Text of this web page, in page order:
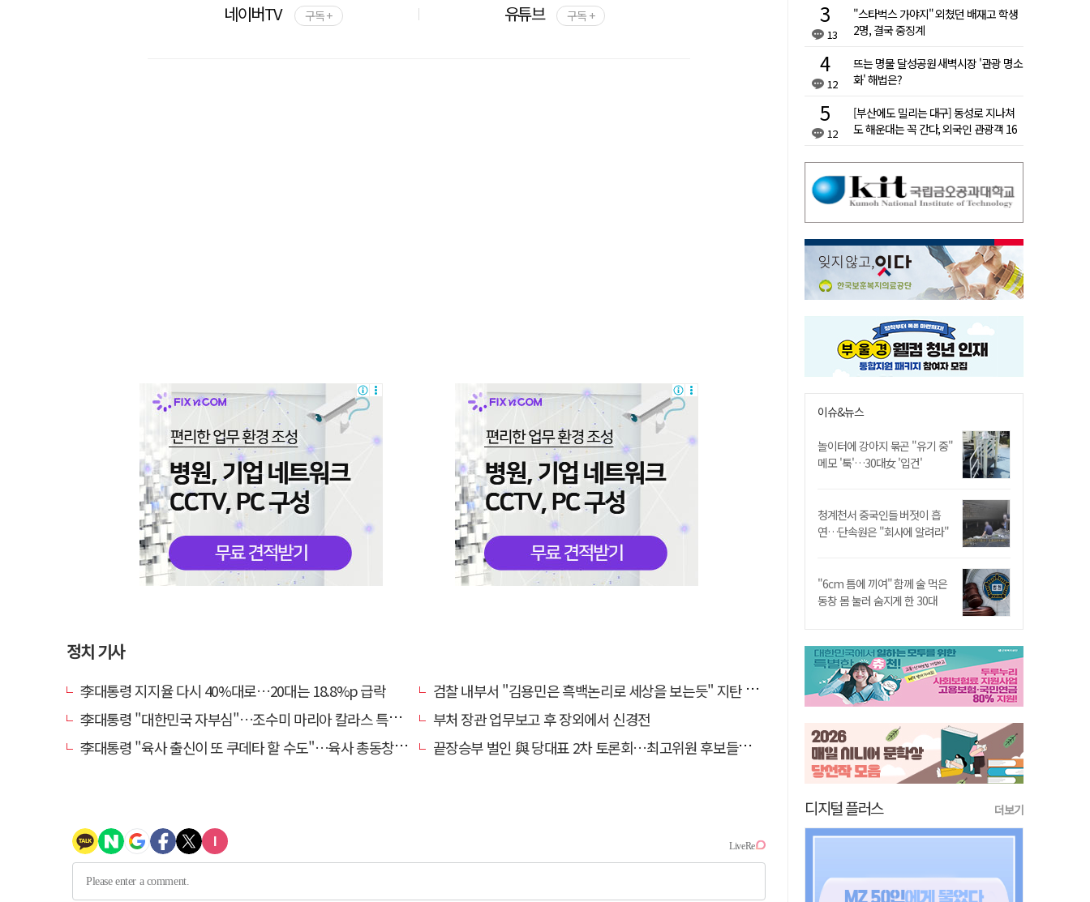
네이버TV 구독 + 유튜브 구독 +
정치 기사
李대통령 지지율 다시 40%대로…20대는 18.8%p 급락
검찰 내부서 "김용민은 흑백논리로 세상을 보는듯" 지탄 나와
李대통령 "대한민국 자부심"…조수미 마리아 칼라스 특별상에 축하
부처 장관 업무보고 후 장외에서 신경전
李대통령 "육사 출신이 또 쿠데타 할 수도"…육사 총동창회 "정치적 보복"
끝장승부 벌인 與 당대표 2차 토론회…최고위원 후보들은 '투표방식' 공방
13
"스타벅스 가야지" 외쳤던 배재고 학생
2명, 결국 중징계
12
뜨는 명물 달성공원 새벽시장 '관광 명소
화' 해법은?
12
[부산에도 밀리는 대구] 동성로 지나쳐
도 해운대는 꼭 간다, 외국인 관광객 16
이슈&뉴스
놀이터에 강아지 묶곤 "유기 중"
메모 '툭'…30대女 '입건'
청계천서 중국인들 버젓이 흡
연…단속원은 "회사에 알려라"
"6cm 틈에 끼여" 함께 술 먹은
동창 몸 눌러 숨지게 한 30대
디지털 플러스 더보기